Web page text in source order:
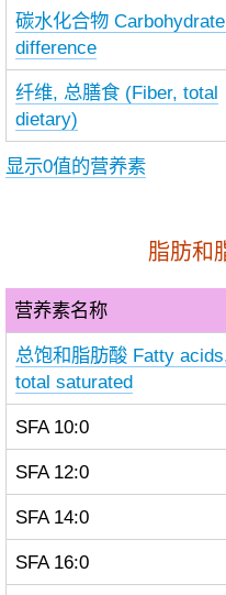
碳水化合物
difference
纤维, 总膳食 (Fiber, total
dietary)
显示0值的营养素
脂肪和
营养素名称
总饱和脂肪酸 Fatty
total saturated
SFA 10:0
SFA 12:0
SFA 14:0
SFA 16:0